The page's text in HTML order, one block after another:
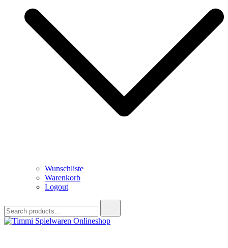
Wunschliste
Warenkorb
Logout
for: